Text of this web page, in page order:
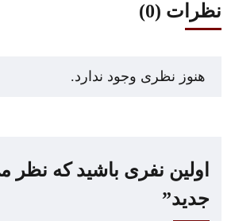
نظرات (0)
هنوز نظری وجود ندارد.
اولین نفری باشید که نظر
جدید”